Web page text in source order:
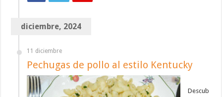
diciembre, 2024
11 diciembre
Pechugas de pollo al estilo Kentucky
Descub